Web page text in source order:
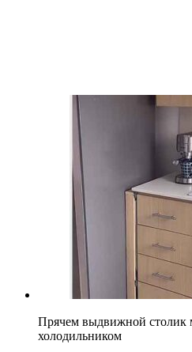
Прячем выдвижной
холодильником